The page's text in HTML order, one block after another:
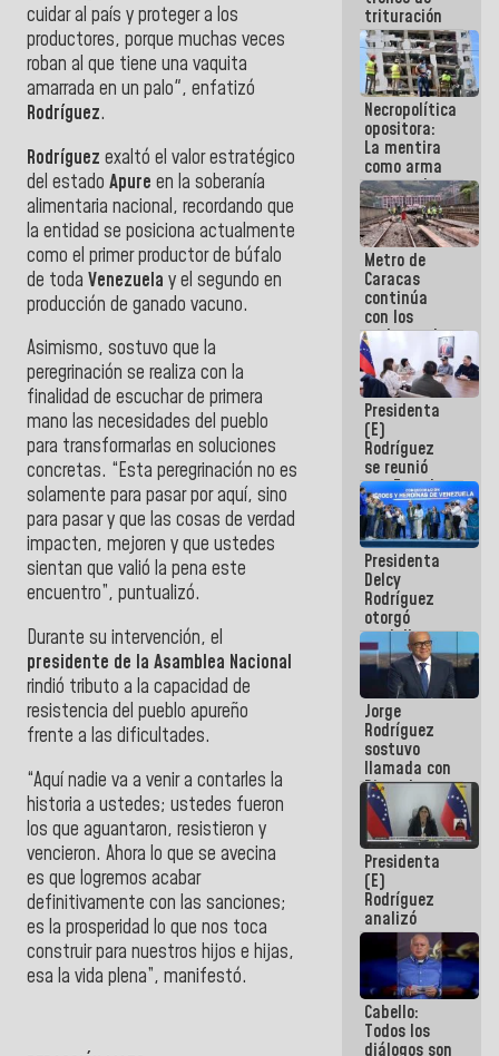
cuidar al país y proteger a los
productores, porque muchas veces
roban al que tiene una vaquita
amarrada en un palo", enfatizó
Rodríguez.
Rodríguez exaltó el valor estratégico
del estado Apure en la soberanía
alimentaria nacional, recordando que
la entidad se posiciona actualmente
como el primer productor de búfalo
de toda Venezuela y el segundo en
producción de ganado vacuno.
Asimismo, sostuvo que la
peregrinación se realiza con la
finalidad de escuchar de primera
mano las necesidades del pueblo
para transformarlas en soluciones
concretas. “Esta peregrinación no es
solamente para pasar por aquí, sino
para pasar y que las cosas de verdad
impacten, mejoren y que ustedes
sientan que valió la pena este
encuentro”, puntualizó.
Durante su intervención, el
presidente de la Asamblea Nacional
rindió tributo a la capacidad de
resistencia del pueblo apureño
frente a las dificultades.
“Aquí nadie va a venir a contarles la
historia a ustedes; ustedes fueron
los que aguantaron, resistieron y
vencieron. Ahora lo que se avecina
es que logremos acabar
definitivamente con las sanciones;
es la prosperidad lo que nos toca
construir para nuestros hijos e hijas,
esa la vida plena”, manifestó.
trituración
para
optimizar
manejo de
escombros
en La Guaira
Necropolítica
opositora:
La mentira
como arma
contra el
Pueblo
Metro de
Caracas
continúa
con los
trabajos de
mantenimiento
e inspección
en la Línea 2
Presidenta
(E)
Rodríguez
se reunió
con Estado
Mayor
Eléctrico
para
abordar
planes de
acción
Presidenta
Delcy
Rodríguez
otorgó
medalla
"Héroe de
Venezuela"
a servidores
públicos
Jorge
Rodríguez
sostuvo
llamada con
Dinorah
Figuera y
acuerdan
primer
encuentro
presencial
para el
diálogo
Presidenta
(E)
Rodríguez
analizó
junto a
gobernadores
planes de
recuperación
del Sistema
Eléctrico
Cabello:
Todos los
diálogos son